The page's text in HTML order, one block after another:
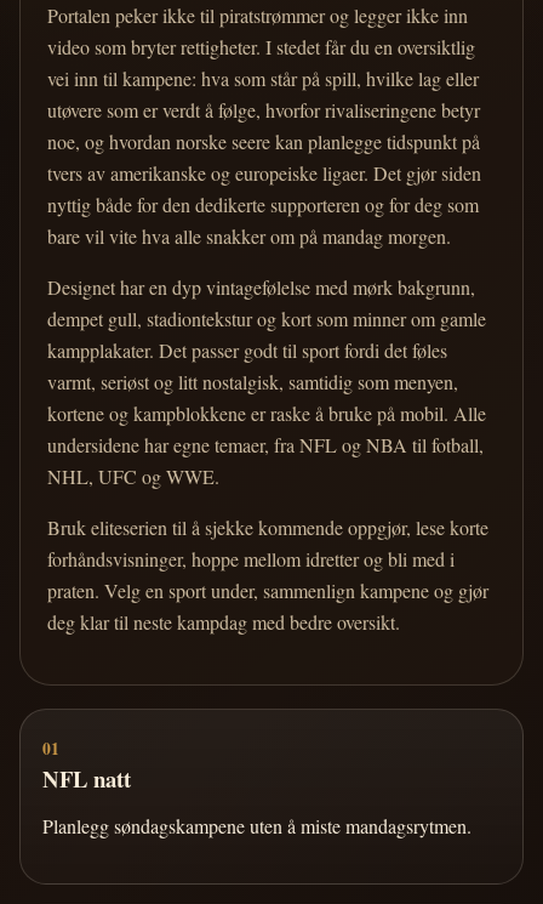
Portalen peker ikke til piratstrømmer og legger ikke inn
video som bryter rettigheter. I stedet får du en oversiktlig
vei inn til kampene: hva som står på spill, hvilke lag eller
utøvere som er verdt å følge, hvorfor rivaliseringene betyr
noe, og hvordan norske seere kan planlegge tidspunkt på
tvers av amerikanske og europeiske ligaer. Det gjør siden
nyttig både for den dedikerte supporteren og for deg som
bare vil vite hva alle snakker om på mandag morgen.
Designet har en dyp vintagefølelse med mørk bakgrunn,
dempet gull, stadiontekstur og kort som minner om gamle
kampplakater. Det passer godt til sport fordi det føles
varmt, seriøst og litt nostalgisk, samtidig som menyen,
kortene og kampblokkene er raske å bruke på mobil. Alle
undersidene har egne temaer, fra NFL og NBA til fotball,
NHL, UFC og WWE.
Bruk eliteserien til å sjekke kommende oppgjør, lese korte
forhåndsvisninger, hoppe mellom idretter og bli med i
praten. Velg en sport under, sammenlign kampene og gjør
deg klar til neste kampdag med bedre oversikt.
01
NFL natt
Planlegg søndagskampene uten å miste mandagsrytmen.